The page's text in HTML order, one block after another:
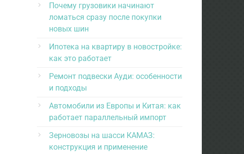
Почему грузовики начинают
ломаться сразу после покупки
новых шин
Ипотека на квартиру в новостройке:
как это работает
Ремонт подвески Ауди: особенности
и подходы
Автомобили из Европы и Китая: как
работает параллельный импорт
Зерновозы на шасси КАМАЗ:
конструкция и применение